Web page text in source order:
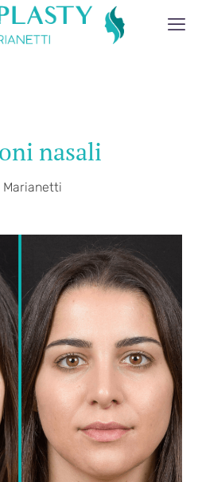
nasali
Marianetti